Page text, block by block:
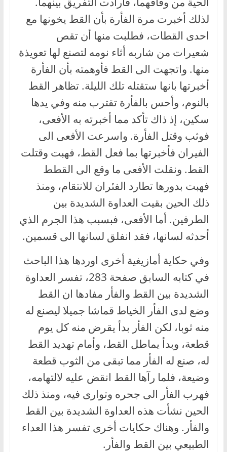
لذلك أخبرت مرة الفأرة بأن القط يخونها مع
احدى القطات، فطلبت منها أن تقص
شعيرات من شاربه أثاء نومه لتصنع لها تعويذة
منها. واتجهت الى القط فأوهمته بأن الفأرة
أخبرتها بانها ستقتله تلك الليلة. تظاهر القط
بالنوم، وأحس بالفأرة تقترب منه وفي يدها
سكين، إذ ذاك تأكد مما أخبرته به الأفعى،
فوثب وقتل الفأرة. واسرعت الأفعى الى
الفيران فأخبرتها بما فعل القط، فهبت وقتلت
القط. ونقلت الأفعى ما وقع الى القطط
فهبت بدورها تطارد الفئران للانتقام، ومنذ
ذلك الحين بقيت العداوة الشديدة بين
الطرفين. أما الأفعى، فبسبب هذا الجرم الذي
أحدثه لسانها، فقد انفلق لسانها الى قسمين.
وفي حكاية أمازيغية أخرى اوردها هذا الباحث
في كتابه السابق صفحة 283، تفسر العداوة
الشديدة بين القط والفأر مفادها ان القط
وضع لدى الفأر الخياط قماشا جميلا ليصنع له
منه ثوبا، لكن الفأر بدأ يقرض منه كل يوم
قطعة، وبدأ يماطل القط، وأمام تهديد القط
له، صنع له الفأر مما تبقى من الثوب قطعة
وضيعة، فلما رآها القط انقض عليه لالتهامه،
فهرب الفأر الى جحره وتوارى فيه، ومنذ ذلك
الحين نشأت هذه العداوة الشديدة بين القط
والفأر. وهناك حكايات أخرى تفسر هذا العداء
الطبيعي بين القط والفأر.